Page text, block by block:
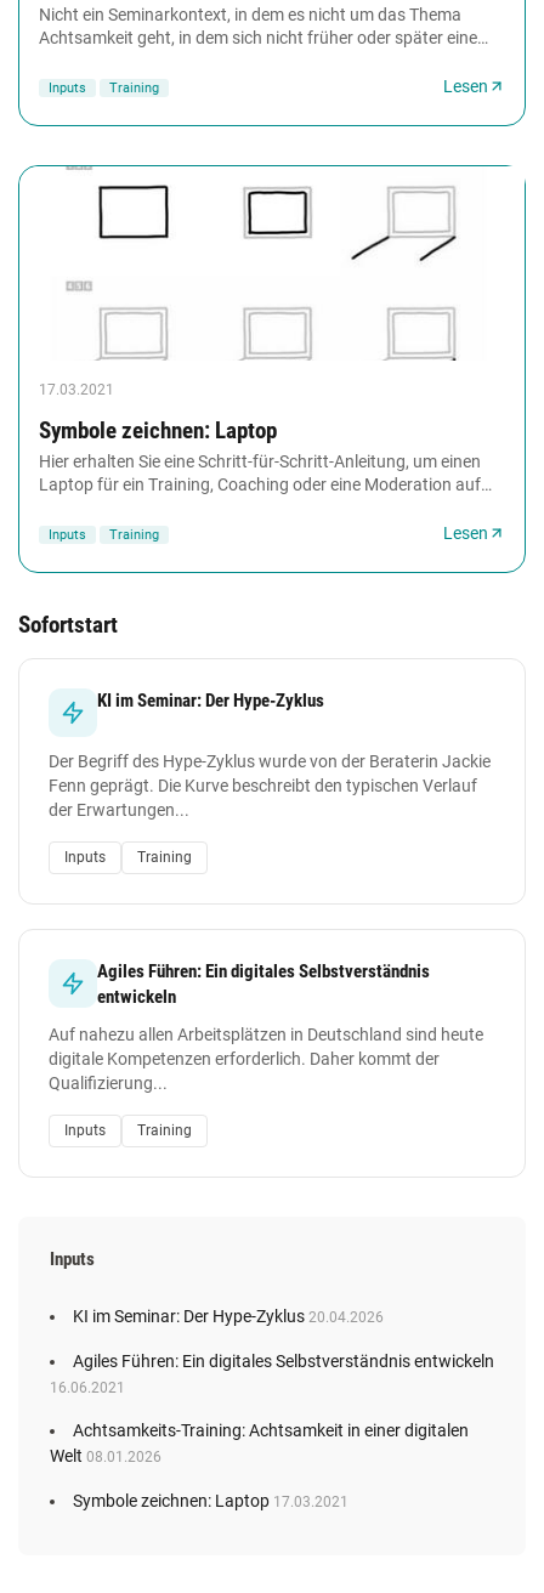
Nicht ein Seminarkontext, in dem es nicht um das Thema
Achtsamkeit geht, in dem sich nicht früher oder später eine
Inputs Training Lesen
17.03.2021
Symbole zeichnen: Laptop
Hier erhalten Sie eine Schritt-für-Schritt-Anleitung, um einen
Laptop für ein Training, Coaching oder eine Moderation auf
Inputs Training Lesen
Sofortstart
KI im Seminar: Der Hype-Zyklus
Der Begriff des Hype-Zyklus wurde von der Beraterin Jackie
Fenn geprägt. Die Kurve beschreibt den typischen Verlauf
der Erwartungen...
Inputs Training
Agiles Führen: Ein digitales Selbstverständnis
entwickeln
Auf nahezu allen Arbeitsplätzen in Deutschland sind heute
digitale Kompetenzen erforderlich. Daher kommt der
Qualifizierung...
Inputs Training
Inputs
KI im Seminar: Der Hype-Zyklus 20.04.2026
Agiles Führen: Ein digitales Selbstverständnis entwickeln
16.06.2021
Achtsamkeits-Training: Achtsamkeit in einer digitalen
Welt 08.01.2026
Symbole zeichnen: Laptop 17.03.2021